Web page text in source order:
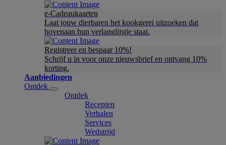
e-Cadeaukaarten
Laat jouw dierbaren het kookgerei uitzoeken dat
bovenaan hun verlanglijstje staat.
Registreer en bespaar 10%!
Schrijf u in voor onze nieuwsbrief en ontvang 10%
korting.
Aanbiedingen
Ontdek
Ontdek
Recepten
Verhalen
Services
Wedstrijd